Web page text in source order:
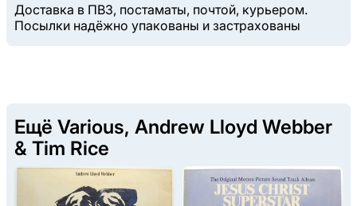
Доставка в ПВЗ, постаматы, почтой, курьером.
Посылки надёжно упакованы и застрахованы
Ещё Various, Andrew Lloyd Webber
& Tim Rice